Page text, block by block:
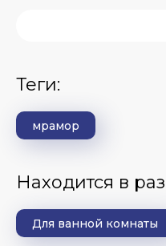
теги:
мрамор
Находится в
Для ванной комнаты